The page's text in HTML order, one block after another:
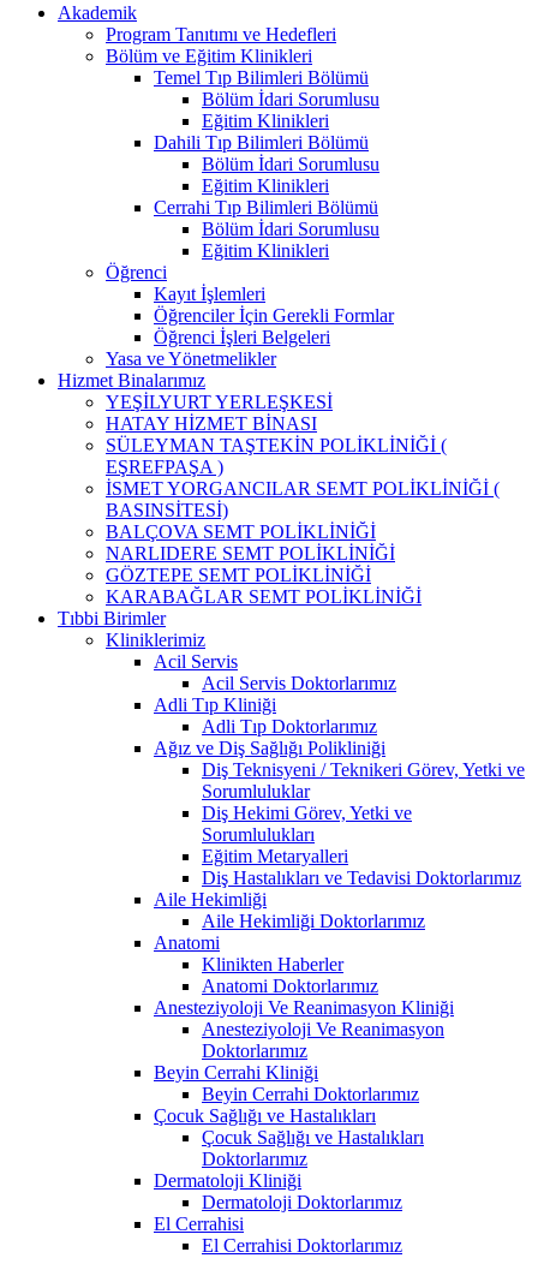
Akademik
Program Tanıtımı ve Hedefleri
Bölüm ve Eğitim Klinikleri
Temel Tıp Bilimleri Bölümü
Bölüm İdari Sorumlusu
Eğitim Klinikleri
Dahili Tıp Bilimleri Bölümü
Bölüm İdari Sorumlusu
Eğitim Klinikleri
Cerrahi Tıp Bilimleri Bölümü
Bölüm İdari Sorumlusu
Eğitim Klinikleri
Öğrenci
Kayıt İşlemleri
Öğrenciler İçin Gerekli Formlar
Öğrenci İşleri Belgeleri
Yasa ve Yönetmelikler
Hizmet Binalarımız
YEŞİLYURT YERLEŞKESİ
HATAY HİZMET BİNASI
SÜLEYMAN TAŞTEKİN POLİKLİNİĞİ (
EŞREFPAŞA )
İSMET YORGANCILAR SEMT POLİKLİNİĞİ (
BASINSİTESİ)
BALÇOVA SEMT POLİKLİNİĞİ
NARLIDERE SEMT POLİKLİNİĞİ
GÖZTEPE SEMT POLİKLİNİĞİ
KARABAĞLAR SEMT POLİKLİNİĞİ
Tıbbi Birimler
Kliniklerimiz
Acil Servis
Acil Servis Doktorlarımız
Adli Tıp Kliniği
Adli Tıp Doktorlarımız
Ağız ve Diş Sağlığı Polikliniği
Diş Teknisyeni / Teknikeri Görev, Yetki ve
Sorumluluklar
Diş Hekimi Görev, Yetki ve
Sorumlulukları
Eğitim Metaryalleri
Diş Hastalıkları ve Tedavisi Doktorlarımız
Aile Hekimliği
Aile Hekimliği Doktorlarımız
Anatomi
Klinikten Haberler
Anatomi Doktorlarımız
Anesteziyoloji Ve Reanimasyon Kliniği
Anesteziyoloji Ve Reanimasyon
Doktorlarımız
Beyin Cerrahi Kliniği
Beyin Cerrahi Doktorlarımız
Çocuk Sağlığı ve Hastalıkları
Çocuk Sağlığı ve Hastalıkları
Doktorlarımız
Dermatoloji Kliniği
Dermatoloji Doktorlarımız
El Cerrahisi
El Cerrahisi Doktorlarımız